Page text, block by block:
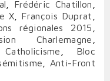
Frédéric Chatillon
X
François Duprat
régionales 2015
Charlemagne
Catholicisme
Bloc
Anti-Front